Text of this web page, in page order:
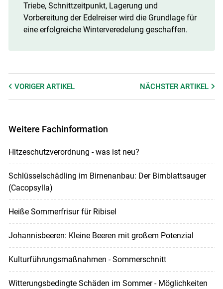
Triebe, Schnittzeitpunkt, Lagerung und
Vorbereitung der Edelreiser wird die Grundlage für
eine erfolgreiche Winterveredelung geschaffen.
VORIGER ARTIKEL NÄCHSTERARTIKEL
Weitere Fachinformation
Hitzeschutzverordnung - was ist neu?
Schlüsselschädling im Birnenanbau: Der Birnblattsauger
(Cacopsylla)
Heiße Sommerfrisur für Ribisel
Johannisbeeren: Kleine Beeren mit großem Potenzial
Kulturführungsmaßnahmen - Sommerschnitt
Witterungsbedingte Schäden im Sommer - Möglichkeiten